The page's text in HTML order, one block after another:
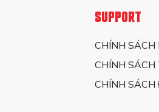
Lợi ích của cao
Giảm rung động
Cao su giảm chấn
đường gồ ghề hoặc có
động mạnh. Nhờ đó,
SUPPORT
CHÍNH
CHÍNH
CHÍNH